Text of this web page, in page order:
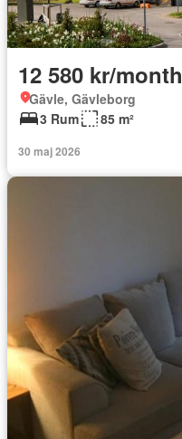
12 580 kr/month
Gävle, Gävleborg
3 Rum
85 m²
30 maj 2026